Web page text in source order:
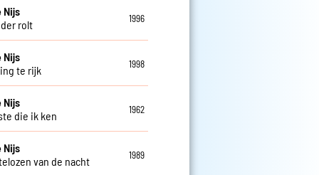
Nijs
rolt
1996
Nijs
te rijk
1998
Nijs
die ik ken
1962
Nijs
van de nacht
1989